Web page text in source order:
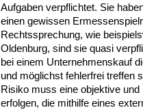
Aufgaben verpflichtet. Sie
einen gewissen
Rechtssprechung, wie
Oldenburg, sind sie quasi
bei einem Unternehmenskauf
und möglichst fehlerfrei treffen
Risiko muss eine objektive
erfolgen, die mithilfe eines